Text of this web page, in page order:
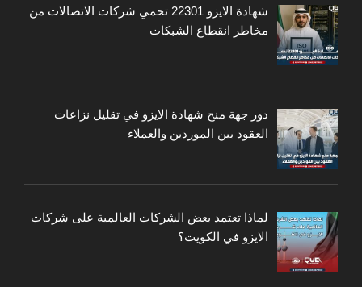
شهادة الايزو 22301 تحمي شركات الاتصالات من
مخاطر انقطاع الشبكات
دور جهة منح شهادة الايزو في تقليل نزاعات
العقود بين الموردين والعملاء
لماذا تعتمد بعض الشركات العالمية على شركات
الايزو في الكويت؟